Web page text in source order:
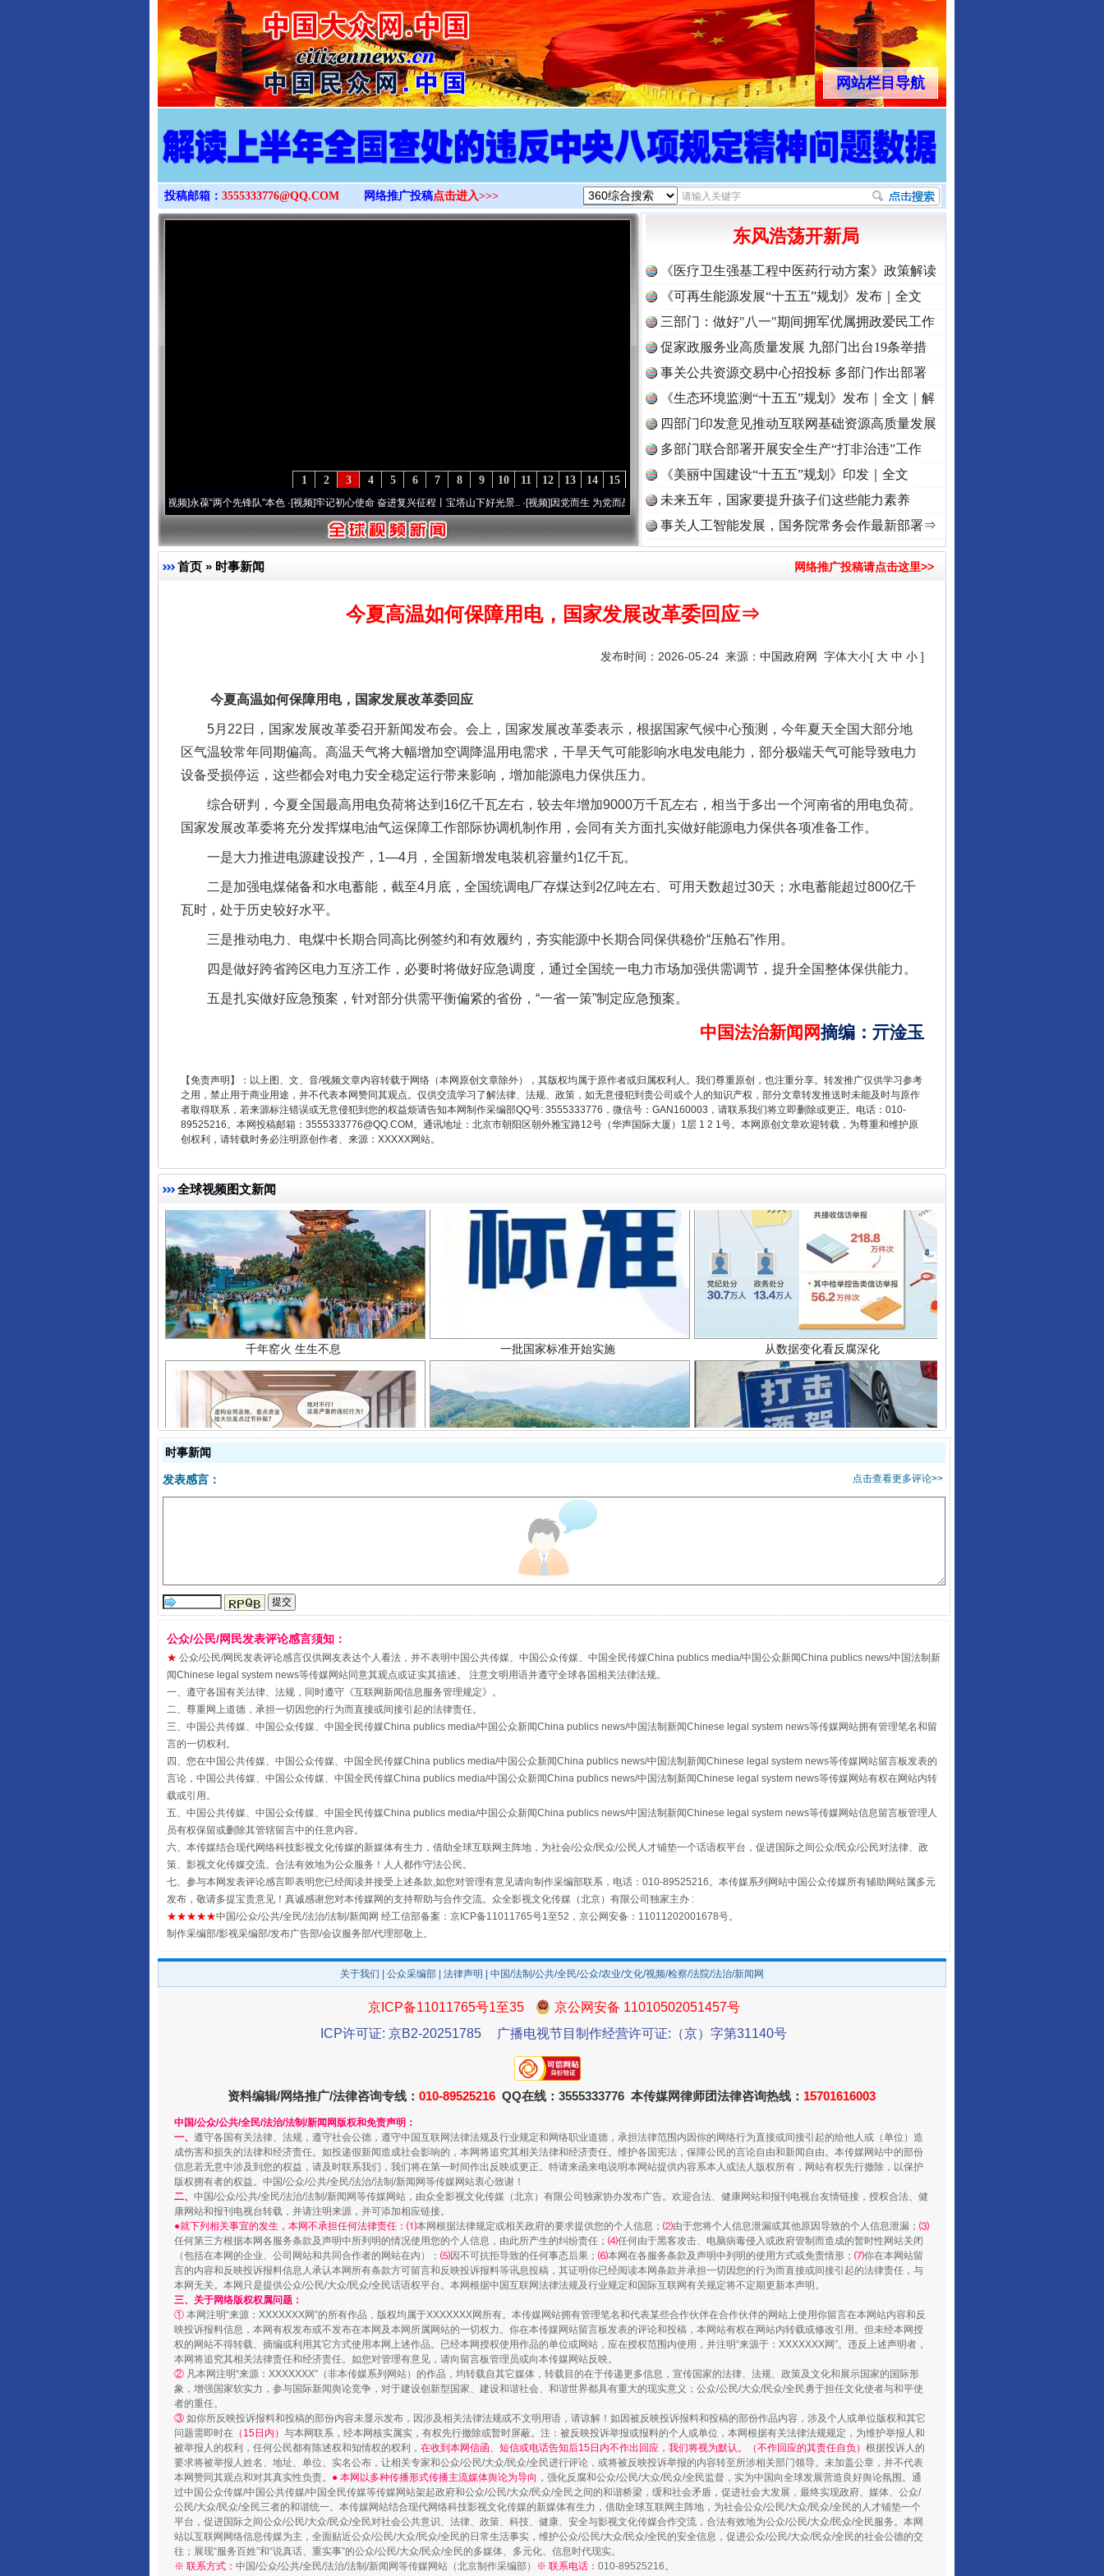
>
网站栏目导航
投稿邮箱： 3555333776@QQ.COM 网络推广投稿点击进入>>>
15
14
13
12
11
10
9
8
7
6
5
4
3
2
1
永葆“两个先锋队”本色·[视频]牢记初心使命 奋进复兴征程丨宝塔山下好光景..·[视频]因党而生 为党而战——百年“纪”事⑧加强纪律.. ·[视频]牢记初心使命 奋进复兴征程丨“转折之城”激荡..
东风浩荡开新局
《医疗卫生强基工程中医药行动方案》政策解读
《可再生能源发展“十五五”规划》发布｜全文
三部门：做好"八一"期间拥军优属拥政爱民工作
促家政服务业高质量发展 九部门出台19条举措
事关公共资源交易中心招投标 多部门作出部署
《生态环境监测“十五五”规划》发布｜全文｜解
读
四部门印发意见推动互联网基础资源高质量发展
多部门联合部署开展安全生产“打非治违”工作
《美丽中国建设“十五五”规划》印发｜全文
未来五年，国家要提升孩子们这些能力素养
事关人工智能发展，国务院常务会作最新部署⇒
首页 » 时事新闻 网络推广投稿请点击这里>>
今夏高温如何保障用电，国家发展改革委回应⇒
发布时间：2026-05-24 来源： 中国政府网 字体大小[ 大 中 小 ]
今夏高温如何保障用电，国家发展改革委回应
5月22日，国家发展改革委召开新闻发布会。会上，国家发展改革委表示，根据国家气候中心预测，今年夏天全国大部分地
区气温较常年同期偏高。高温天气将大幅增加空调降温用电需求，干旱天气可能影响水电发电能力，部分极端天气可能导致电力
设备受损停运，这些都会对电力安全稳定运行带来影响，增加能源电力保供压力。
综合研判，今夏全国最高用电负荷将达到16亿千瓦左右，较去年增加9000万千瓦左右，相当于多出一个河南省的用电负荷。
国家发展改革委将充分发挥煤电油气运保障工作部际协调机制作用，会同有关方面扎实做好能源电力保供各项准备工作。
一是大力推进电源建设投产，1—4月，全国新增发电装机容量约1亿千瓦。
二是加强电煤储备和水电蓄能，截至4月底，全国统调电厂存煤达到2亿吨左右、可用天数超过30天；水电蓄能超过800亿千
瓦时，处于历史较好水平。
三是推动电力、电煤中长期合同高比例签约和有效履约，夯实能源中长期合同保供稳价“压舱石”作用。
四是做好跨省跨区电力互济工作，必要时将做好应急调度，通过全国统一电力市场加强供需调节，提升全国整体保供能力。
五是扎实做好应急预案，针对部分供需平衡偏紧的省份，“一省一策”制定应急预案。
中国法治新闻网摘编 ： 亓淦玉
【免责声明】：以上图、文、音/视频文章内容转载于网络（本网原创文章除外），其版权均属于原作者或归属权利人。我们尊重原创，也注重分享。转发推广仅供学习参考
之用，禁止用于商业用途，并不代表本网赞同其观点。仅供交流学习了解法律、法规、政策，如无意侵犯到贵公司或个人的知识产权，部分文章转发推送时未能及时与原作
者取得联系，若来源标注错误或无意侵犯到您的权益烦请告知本网制作采编部QQ号: 3555333776，微信号：GAN160003，请联系我们将立即删除或更正。电话：010-
89525216。本网投稿邮箱：3555333776@QQ.COM。通讯地址：北京市朝阳区朝外雅宝路12号（华声国际大厦）1层 1 2 1号。本网原创文章欢迎转载，为尊重和维护原
创权利，请转载时务必注明原创作者、来源：XXXXX网站。
全球视频图文新闻
完善运行机制助力责任有效落实 一纸欠条伤亲情 巡回调解促和解..
千年窑火 生生不息 一批国家标准开始实施 从数据变化看反腐深化
以产业富民促振兴
受贿1.44亿！段成刚被判无期 从幼儿园到大学，有这些资助 “后车司机肯定在骂我”
全民健身五年计划来了！等你上场
阿坝州三大球赛在茂县开幕 规模最大的光氢储一体化项目 走走走！国家喊你健身啦
国家大学科技园优化重塑工作 镜头丨大暑三秋近 山西：不断增强治理腐败综合效能
时事新闻
点击查看更多评论>>
发表感言：
公众/公民/网民发表评论感言须知：
★ 公众/公民/网民发表评论感言仅供网友表达个人看法，并不表明中国公共传媒、中国公众传媒、中国全民传媒China publics media/中国公众新闻China publics news/中国法制新
闻Chinese legal system news等传媒网站同意其观点或证实其描述。 注意文明用语并遵守全球各国相关法律法规。
一、遵守各国有关法律、法规，同时遵守《互联网新闻信息服务管理规定》。
二、尊重网上道德，承担一切因您的行为而直接或间接引起的法律责任。
三、中国公共传媒、中国公众传媒、中国全民传媒China publics media/中国公众新闻China publics news/中国法制新闻Chinese legal system news等传媒网站拥有管理笔名和留
言的一切权利。
四、您在中国公共传媒、中国公众传媒、中国全民传媒China publics media/中国公众新闻China publics news/中国法制新闻Chinese legal system news等传媒网站留言板发表的
言论，中国公共传媒、中国公众传媒、中国全民传媒China publics media/中国公众新闻China publics news/中国法制新闻Chinese legal system news等传媒网站有权在网站内转
载或引用。
五、中国公共传媒、中国公众传媒、中国全民传媒China publics media/中国公众新闻China publics news/中国法制新闻Chinese legal system news等传媒网站信息留言板管理人
员有权保留或删除其管辖留言中的任意内容。
六、本传媒结合现代网络科技影视文化传媒的新媒体有生力，借助全球互联网主阵地，为社会/公众/民众/公民人才铺垫一个话语权平台，促进国际之间公众/民众/公民对法律、政
策、影视文化传媒交流。合法有效地为公众服务！人人都作守法公民。
七、参与本网发表评论感言即表明您已经阅读并接受上述条款,如您对管理有意见请向制作采编部联系，电话：010-89525216。本传媒系列网站中国公众传媒所有辅助网站属多元
发布，敬请多提宝贵意见！真诚感谢您对本传媒网的支持帮助与合作交流。众全影视文化传媒（北京）有限公司独家主办 :
★★★★★中国/公众/公共/全民/法治/法制/新闻网 经工信部备案：京ICP备11011765号1至52，京公网安备：11011202001678号。
制作采编部/影视采编部/发布广告部/会议服务部/代理部敬上。
关于我们 公众采编部 法律声明 | 中国/法制/公共/全民/公众/农业/文化/视频/检察/法院/法治/新闻网
京ICP备11011765号1至35
京公网安备 11010502051457号
ICP许可证: 京B2-20251785
广播电视节目制作经营许可证:（京）字第31140号
资料编辑/网络推广/法律咨询专线： 010-89525216 QQ在线：3555333776 本传媒网律师团法律咨询热线： 15701616003
中国/公众/公共/全民/法治/法制/新闻网版权和免责声明：
一、 遵守各国有关法律、法规，遵守社会公德，遵守中国互联网法律法规及行业规定和网络职业道德，承担法律范围内因你的网络行为直接或间接引起的给他人或（单位）造
成伤害和损失的法律和经济责任。如投递假新闻造成社会影响的，本网将追究其相关法律和经济责任。维护各国宪法，保障公民的言论自由和新闻自由。本传媒网站中的部份
信息若无意中涉及到您的权益，请及时联系我们，我们将在第一时间作出反映或更正。特请来函来电说明本网站提供内容系本人或法人版权所有，网站有权先行撤除，以保护
版权拥有者的权益。中国/公众/公共/全民/法治/法制/新闻网等传媒网站衷心致谢！
二、 中国/公众/公共/全民/法治/法制/新闻网等传媒网站，由众全影视文化传媒（北京）有限公司独家协办发布广告。欢迎合法、健康网站和报刊电视台友情链接，授权合法、健
康网站和报刊电视台转载，并请注明来源，并可添加相应链接。
●就下列相关事宜的发生，本网不承担任何法律责任：⑴本网根据法律规定或相关政府的要求提供您的个人信息； ⑵由于您将个人信息泄漏或其他原因导致的个人信息泄漏； ⑶
任何第三方根据本网各服务条款及声明中所列明的情况使用您的个人信息，由此所产生的纠纷责任； ⑷任何由于黑客攻击、电脑病毒侵入或政府管制而造成的暂时性网站关闭
（包括在本网的企业、公司网站和共同合作者的网站在内）； ⑸因不可抗拒导致的任何事态后果； ⑹本网在各服务条款及声明中列明的使用方式或免责情形； ⑺你在本网站留
言的内容和反映投诉报料信息人承认本网所有条款方可留言和反映投诉报料等讯息投稿，其证明你已经阅读本网条款并承担一切因您的行为而直接或间接引起的法律责任，与
本网无关。本网只是提供公众/公民/大众/民众/全民话语权平台。本网根据中国互联网法律法规及行业规定和国际互联网有关规定将不定期更新本声明。
三、关于网络版权权属问题：
① 本网注明“来源：XXXXXXX网”的所有作品，版权均属于XXXXXXX网所有。本传媒网站拥有管理笔名和代表某些合作伙伴在合作伙伴的网站上使用你留言在本网站内容和反
映投诉报料信息，本网有权发布或不发布在本网及本网所属网站的一切权力。你在本传媒网站留言板发表的评论和投稿，本网站有权在网站内转载或修改引用。但未经本网授
权的网站不得转载、摘编或利用其它方式使用本网上述作品。已经本网授权使用作品的单位或网站，应在授权范围内使用，并注明“来源于：XXXXXXX网”。违反上述声明者，
本网将追究其相关法律责任和经济责任。如您对管理有意见，请向留言板管理员或向本传媒网站反映。
② 凡本网注明“来源：XXXXXXX”（非本传媒系列网站）的作品，均转载自其它媒体，转载目的在于传递更多信息，宣传国家的法律、法规、政策及文化和展示国家的国际形
象，增强国家软实力，参与国际新闻舆论竞争，对于建设创新型国家、建设和谐社会、和谐世界都具有重大的现实意义；公众/公民/大众/民众/全民勇于担任文化使者与和平使
者的重任。
③ 如你所反映投诉报料和投稿的部份内容未显示发布，因涉及相关法律法规或不文明用语，请谅解！如因被反映投诉报料和投稿的部份作品内容，涉及个人或单位版权和其它
问题需即时在 （15日内） 与本网联系，经本网核实属实，有权先行撤除或暂时屏蔽。注：被反映投诉举报或报料的个人或单位，本网根据有关法律法规规定，为维护举报人和
被举报人的权利，任何公民都有陈述权和知情权的权利， 在收到本网信函、短信或电话告知后15日内不作出回应，我们将视为默认。（不作回应的其责任自负） 根据投诉人的
要求将被举报人姓名、地址、单位、实名公布，让相关专家和公众/公民/大众/民众/全民进行评论，或将被反映投诉举报的内容转至所涉相关部门领导。未加盖公章，并不代表
本网赞同其观点和对其真实性负责。 ● 本网以多种传播形式传播主流媒体舆论为导向 ，强化反腐和公众/公民/大众/民众/全民监督，实为中国向全球发展营造良好舆论氛围。通
过中国公众传媒/中国公共传媒/中国全民传媒等传媒网站架起政府和公众/公民/大众/民众/全民之间的和谐桥梁，缓和社会矛盾，促进社会大发展，最终实现政府、媒体、公众/
公民/大众/民众/全民三者的和谐统一。本传媒网站结合现代网络科技影视文化传媒的新媒体有生力，借助全球互联网主阵地，为社会公众/公民/大众/民众/全民的人才铺垫一个
平台，促进国际之间公众/公民/大众/民众/全民对社会公共意识、法律、政策、科技、健康、安全与影视文化传媒合作交流，合法有效地为公众/公民/大众/民众/全民服务。本网
站以互联网网络信息传媒为主，全面贴近公众/公民/大众/民众/全民的日常生活事实，维护公众/公民/大众/民众/全民的安全信息，促进公众/公民/大众/民众/全民的社会公德的交
往；展现“服务百姓”和“说真话、重实事”的公众/公民/大众/民众/全民的多媒体、多元化、信息时代现实。
※ 联系方式： 中国/公众/公共/全民/法治/法制/新闻网等传媒网站（北京制作采编部） ※ 联系电话： 010-89525216。